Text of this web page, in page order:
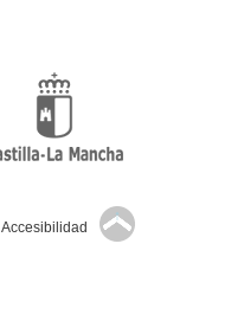
↑
Accesibilidad